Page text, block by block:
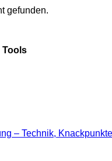
gefunden.
Tools